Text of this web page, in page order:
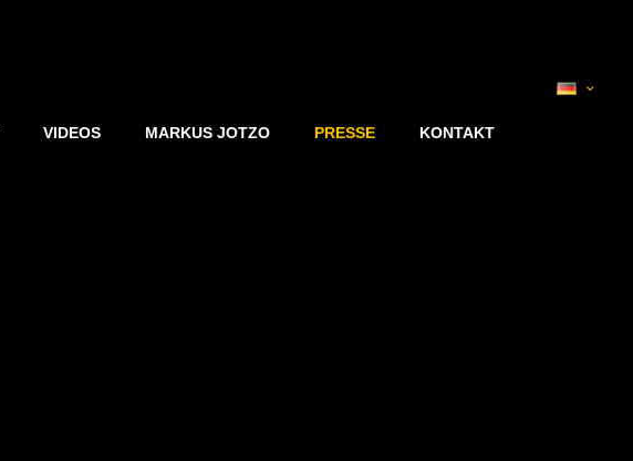
VIDEOS MARKUS JOTZO PRESSE KONTAKT